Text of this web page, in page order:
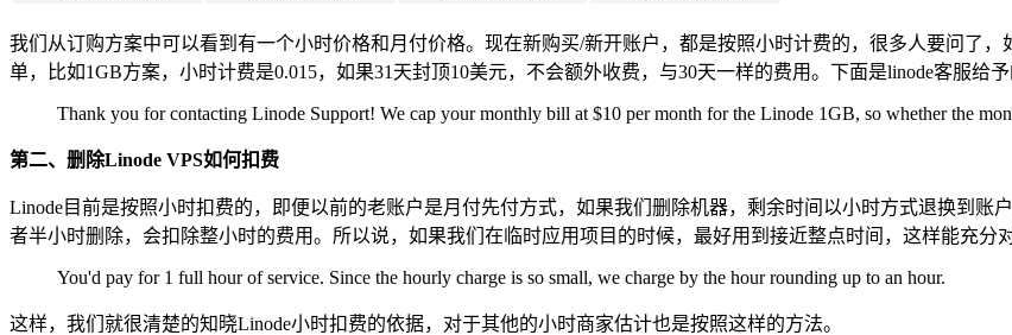
我们从订购方案中可以看到有一个小时价格和月付价格。现在新购买/新开账户，都是按照小时计费的，很多人要问了
单，比如1GB方案，小时计费是0.015，如果31天封顶10美元，不会额外收费，与30天一样的费用。下面是linode客服给予
Thank you for contacting Linode Support! We cap your monthly bill at $10 per month for the Linode 1GB, so whether the
第二、删除Linode VPS如何扣费
Linode目前是按照小时扣费的，即便以前的老账户是月付先付方式，如果我们删除机器，剩余时间以小时方式退换到
者半小时删除，会扣除整小时的费用。所以说，如果我们在临时应用项目的时候，最好用到接近整点时间，这样能充分
You'd pay for 1 full hour of service. Since the hourly charge is so small, we charge by the hour rounding up to an hour.
这样，我们就很清楚的知晓Linode小时扣费的依据，对于其他的小时商家估计也是按照这样的方法。